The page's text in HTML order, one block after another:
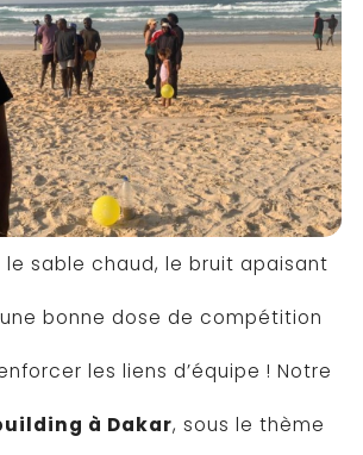
le sable chaud, le bruit apaisant
bonne dose de compétition
les liens d’équipe ! Notre
à Dakar, sous le thème